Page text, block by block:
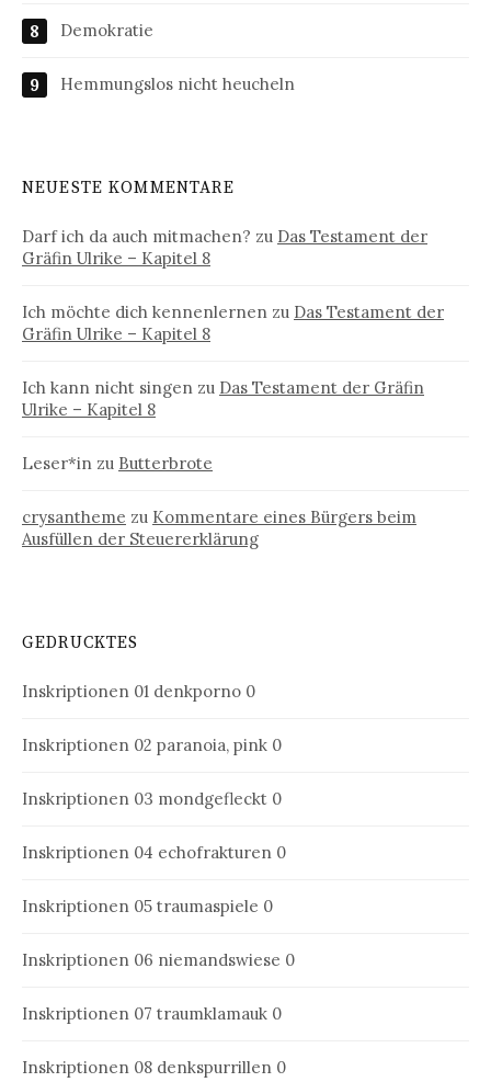
Demokratie
Hemmungslos nicht heucheln
NEUESTE KOMMENTARE
Darf ich da auch mitmachen? zu Das Testament der
Gräfin Ulrike – Kapitel 8
Ich möchte dich kennenlernen zu Das Testament der
Gräfin Ulrike – Kapitel 8
Ich kann nicht singen zu Das Testament der Gräfin
Ulrike – Kapitel 8
Leser*in zu Butterbrote
crysantheme zu Kommentare eines Bürgers beim
Ausfüllen der Steuererklärung
GEDRUCKTES
Inskriptionen 01 denkporno 0
Inskriptionen 02 paranoia, pink 0
Inskriptionen 03 mondgefleckt 0
Inskriptionen 04 echofrakturen 0
Inskriptionen 05 traumaspiele 0
Inskriptionen 06 niemandswiese 0
Inskriptionen 07 traumklamauk 0
Inskriptionen 08 denkspurrillen 0